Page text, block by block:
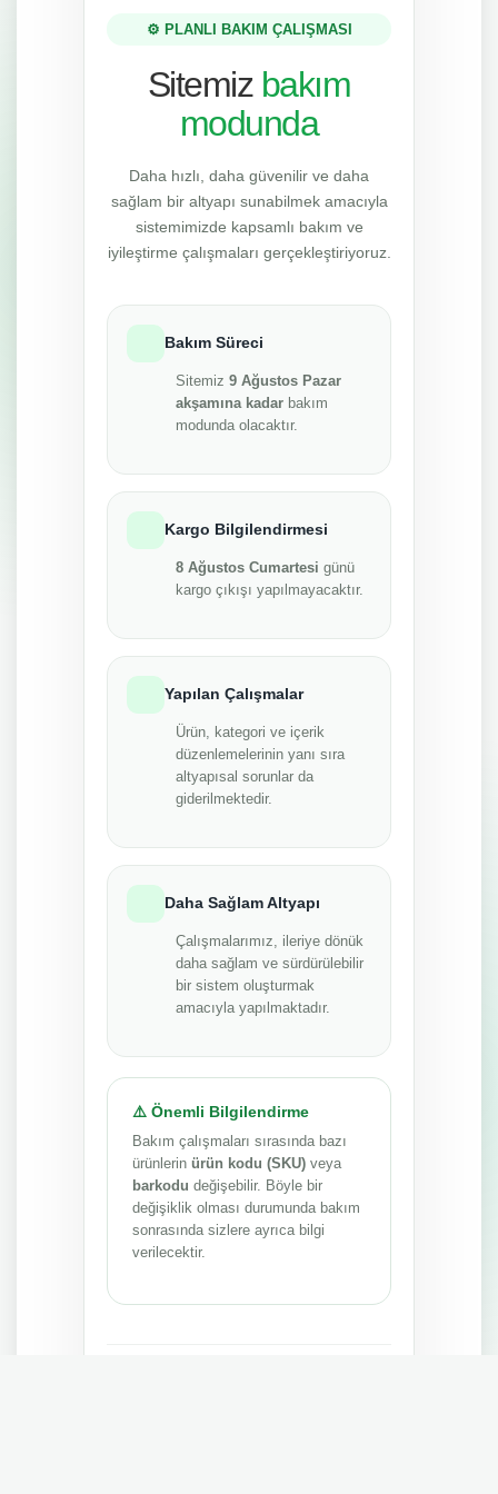
⚙️ PLANLI BAKIM ÇALIŞMASI
Sitemiz bakım
modunda
Daha hızlı, daha güvenilir ve daha
sağlam bir altyapı sunabilmek amacıyla
sistemimizde kapsamlı bakım ve
iyileştirme çalışmaları gerçekleştiriyoruz.
Bakım Süreci
Sitemiz 9 Ağustos Pazar
akşamına kadar bakım
modunda olacaktır.
Kargo Bilgilendirmesi
8 Ağustos Cumartesi günü
kargo çıkışı yapılmayacaktır.
Yapılan Çalışmalar
Ürün, kategori ve içerik
düzenlemelerinin yanı sıra
altyapısal sorunlar da
giderilmektedir.
Daha Sağlam Altyapı
Çalışmalarımız, ileriye dönük
daha sağlam ve sürdürülebilir
bir sistem oluşturmak
amacıyla yapılmaktadır.
⚠️ Önemli Bilgilendirme
Bakım çalışmaları sırasında bazı
ürünlerin ürün kodu (SKU) veya
barkodu değişebilir. Böyle bir
değişiklik olması durumunda bakım
sonrasında sizlere ayrıca bilgi
verilecektir.